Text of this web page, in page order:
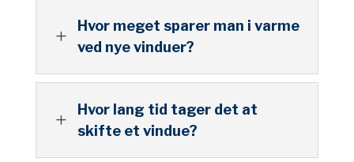
L
Hvor meget sparer man i varme
ved nye vinduer?
L
Hvor lang tid tager det at
skifte et vindue?